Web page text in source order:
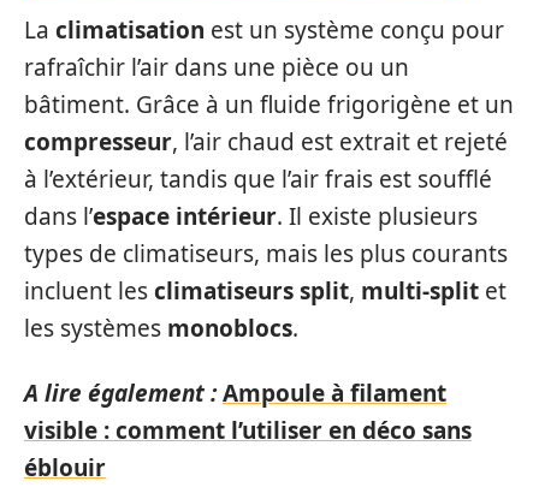
La climatisation est un système conçu pour
rafraîchir l’air dans une pièce ou un
bâtiment. Grâce à un fluide frigorigène et un
compresseur, l’air chaud est extrait et rejeté
à l’extérieur, tandis que l’air frais est soufflé
dans l’espace intérieur. Il existe plusieurs
types de climatiseurs, mais les plus courants
incluent lesclimatiseurs split, multi-split et
les systèmes monoblocs.
A lire également :Ampoule à filament
visible : comment l’utiliser en déco sans
éblouir